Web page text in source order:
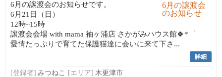
6月の譲渡会のお知らせです。
6月21日（日）
12時~15時
譲渡会会場 with mama 袖ヶ浦店 さかがみハウス館🍀*゜
愛情たっぷりで育てた保護猫達に会いに来て下さ...
詳細
[登録者] みつねこ [エリア] 木更津市